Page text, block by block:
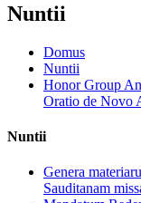
Nuntii
Domus
Nuntii
Honor Group
Oratio de Novo
Nuntii
Genera
Sauditanam